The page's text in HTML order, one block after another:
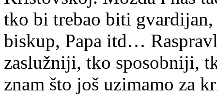
tko bi trebao biti
biskup, Papa itd…
zaslužniji, tko sposobniji,
znam što još uzimamo